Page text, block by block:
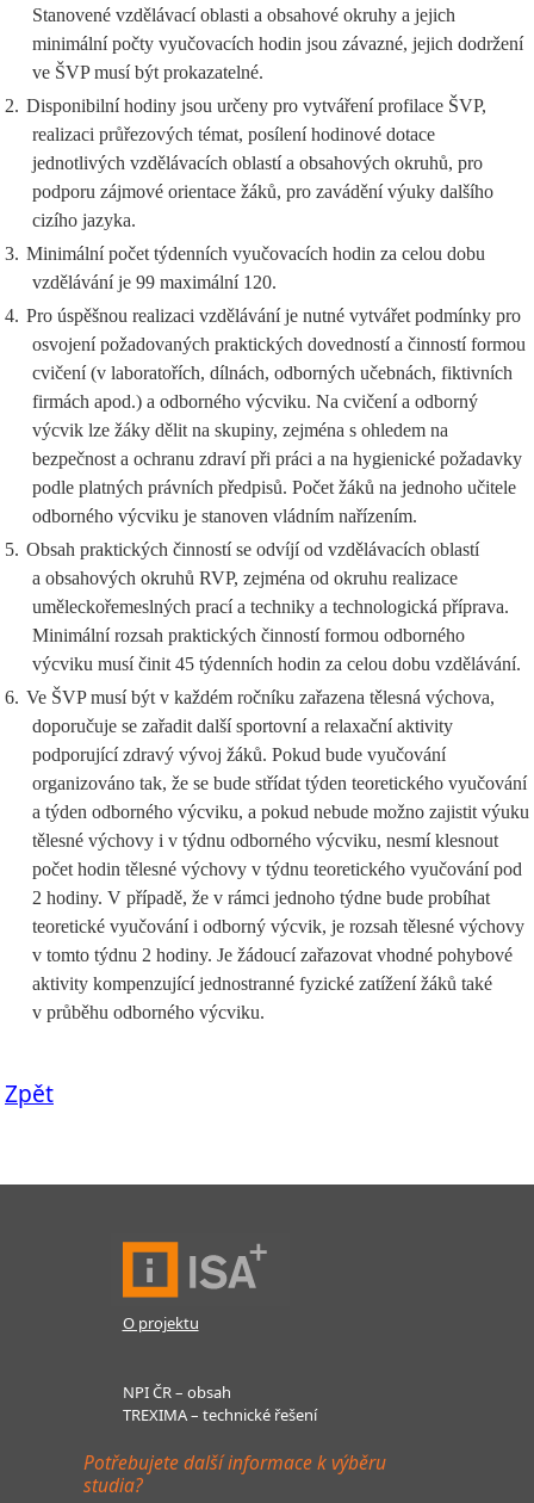
Stanovené vzdělávací oblasti a obsahové okruhy a jejich
minimální počty vyučovacích hodin jsou závazné, jejich dodržení
ve ŠVP musí být prokazatelné.
2. Disponibilní hodiny jsou určeny pro vytváření profilace ŠVP,
realizaci průřezových témat, posílení hodinové dotace
jednotlivých vzdělávacích oblastí a obsahových okruhů, pro
podporu zájmové orientace žáků, pro zavádění výuky dalšího
cizího jazyka.
3. Minimální počet týdenních vyučovacích hodin za celou dobu
vzdělávání je 99 maximální 120.
4. Pro úspěšnou realizaci vzdělávání je nutné vytvářet podmínky pro
osvojení požadovaných praktických dovedností a činností formou
cvičení (v laboratořích, dílnách, odborných učebnách, fiktivních
firmách apod.) a odborného výcviku. Na cvičení a odborný
výcvik lze žáky dělit na skupiny, zejména s ohledem na
bezpečnost a ochranu zdraví při práci a na hygienické požadavky
podle platných právních předpisů. Počet žáků na jednoho učitele
odborného výcviku je stanoven vládním nařízením.
5. Obsah praktických činností se odvíjí od vzdělávacích oblastí
a obsahových okruhů RVP, zejména od okruhu realizace
uměleckořemeslných prací a techniky a technologická příprava.
Minimální rozsah praktických činností formou odborného
výcviku musí činit 45 týdenních hodin za celou dobu vzdělávání.
6. Ve ŠVP musí být v každém ročníku zařazena tělesná výchova,
doporučuje se zařadit další sportovní a relaxační aktivity
podporující zdravý vývoj žáků. Pokud bude vyučování
organizováno tak, že se bude střídat týden teoretického vyučování
a týden odborného výcviku, a pokud nebude možno zajistit výuku
tělesné výchovy i v týdnu odborného výcviku, nesmí klesnout
počet hodin tělesné výchovy v týdnu teoretického vyučování pod
2 hodiny. V případě, že v rámci jednoho týdne bude probíhat
teoretické vyučování i odborný výcvik, je rozsah tělesné výchovy
v tomto týdnu 2 hodiny. Je žádoucí zařazovat vhodné pohybové
aktivity kompenzující jednostranné fyzické zatížení žáků také
v průběhu odborného výcviku.
Zpět
O projektu
NPI ČR – obsah
TREXIMA – technické řešení
Potřebujete další informace k výběru
studia?